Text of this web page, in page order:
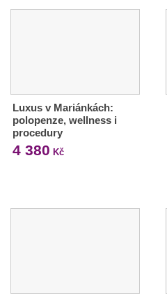
Luxus v Mariánkách:
polopenze, wellness i
procedury
4 380 Kč